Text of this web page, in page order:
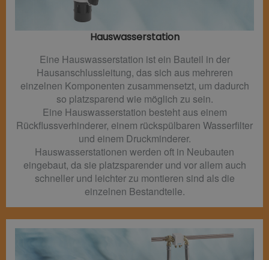
Hauswasserstation
Eine Hauswasserstation ist ein Bauteil in der
Hausanschlussleitung, das sich aus mehreren
einzelnen Komponenten zusammensetzt, um dadurch
so platzsparend wie möglich zu sein.
Eine Hauswasserstation besteht aus einem
Rückflussverhinderer, einem rückspülbaren Wasserfilter
und einem Druckminderer.
Hauswasserstationen werden oft in Neubauten
eingebaut, da sie platzsparender und vor allem auch
schneller und leichter zu montieren sind als die
einzelnen Bestandteile.